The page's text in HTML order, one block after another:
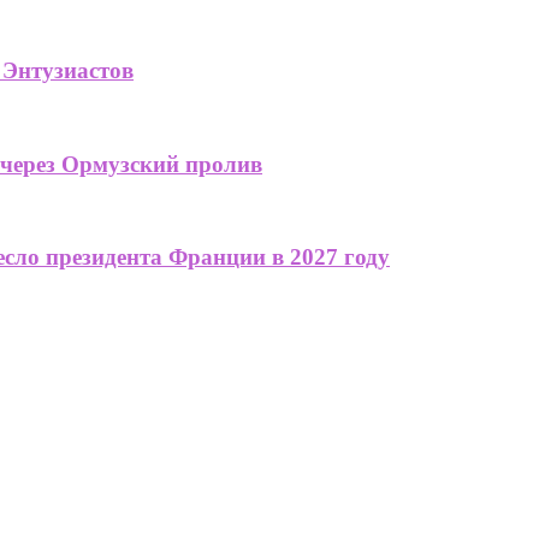
Ормузский пролив
президента Франции в 2027 году